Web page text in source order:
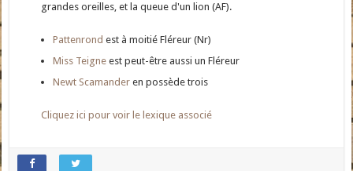
grandes oreilles, et la queue d'un lion (AF).
Pattenrond est à moitié Fléreur (Nr)
Miss Teigne est peut-être aussi un Fléreur
Newt Scamander en possède trois
Cliquez ici pour voir le lexique associé